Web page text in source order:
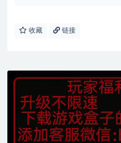
收藏 链接